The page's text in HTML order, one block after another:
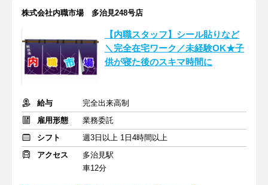
株式会社内職市場 多治見248号店
【内職スタッフ】シール貼りなど
＼完全在宅ワーク／未経験OK★子
供が寝た後のスキマ時間に
給与
完全出来高制
雇用形態
業務委託
シフト
週3日以上 1日4時間以上
アクセス
多治見駅
車12分